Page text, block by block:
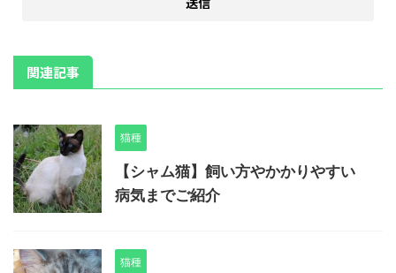
関連記事
猫種
【シャム猫】飼い方やかかりやすい
病気までご紹介
猫種